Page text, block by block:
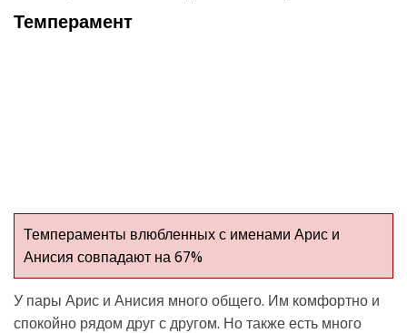
Темперамент
Темпераменты влюбленных с именами Арис и
Анисия совпадают на 67%
У пары Арис и Анисия много общего. Им комфортно и
спокойно рядом друг с другом. Но также есть много